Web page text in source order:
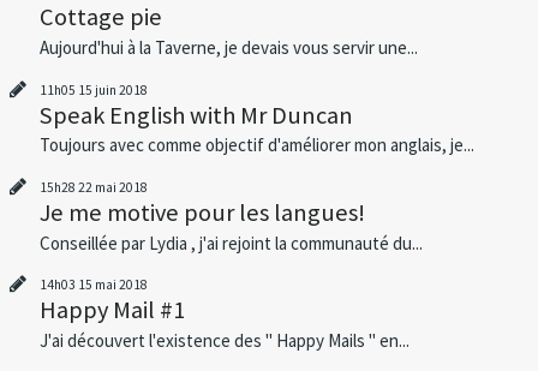
Cottage pie
Aujourd'hui à la Taverne, je devais vous servir une...
11h05 15 juin 2018
Speak English with Mr Duncan
Toujours avec comme objectif d'améliorer mon anglais, je...
15h28 22 mai 2018
Je me motive pour les langues!
Conseillée par Lydia , j'ai rejoint la communauté du...
14h03 15 mai 2018
Happy Mail #1
J'ai découvert l'existence des " Happy Mails " en...